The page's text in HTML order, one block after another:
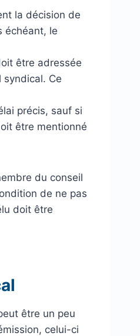
la décision de
échéant, le
être adressée
syndical. Ce
précis, sauf si
être mentionné
du conseil
de ne pas
doit être
être un peu
celui-ci